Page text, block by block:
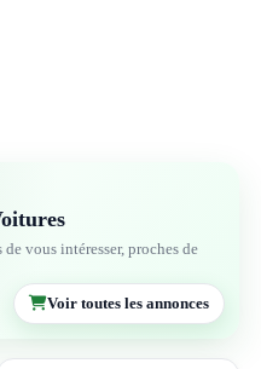
vous intéresser, proches de
Voir toutes les annonces